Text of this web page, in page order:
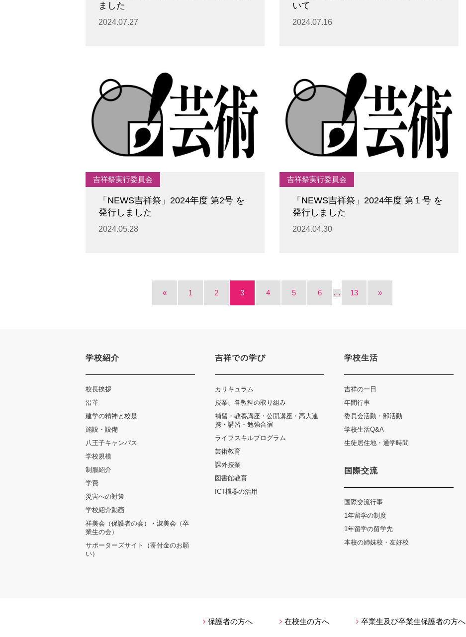
ました
2024.07.27
いて
2024.07.16
吉祥祭実行委員会
「NEWS吉祥祭」2024年度 第2号 を
発行しました
2024.05.28
吉祥祭実行委員会
「NEWS吉祥祭」2024年度 第１号 を
発行しました
2024.04.30
« 1 2 3 4 5 6 … 13 »
学校紹介
校長挨拶
沿革
建学の精神と校是
施設・設備
八王子キャンパス
学校規模
制服紹介
学費
災害への対策
学校紹介動画
祥美会（保護者の会）・淑美会（卒
業生の会）
サポーターズサイト（寄付金のお願
い）
吉祥での学び
カリキュラム
授業、各教科の取り組み
補習・教養講座・公開講座・高大連
携・講習・勉強合宿
ライフスキルプログラム
芸術教育
課外授業
図書館教育
ICT機器の活用
学校生活
吉祥の一日
年間行事
委員会活動・部活動
学校生活Q&A
生徒居住地・通学時間
国際交流
国際交流行事
1年留学の制度
1年留学の留学先
本校の姉妹校・友好校
保護者の方へ 在校生の方へ 卒業生及び卒業生保護者の方へ